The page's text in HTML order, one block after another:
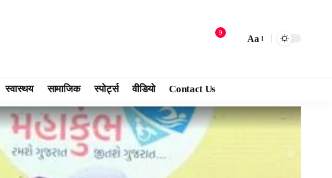
9
Aa
स्वास्थय सामाजिक स्पोर्ट्स वीडियो Contact Us